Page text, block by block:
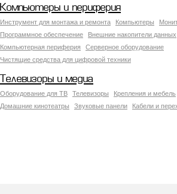
Компьютеры и периферия
Инструмент для монтажа и ремонта Компьютеры
Программное обеспечение
Внешние накопители данных
Компьютерная периферия
Серверное оборудование
Чистящие средства для цифровой техники
Телевизоры и медиа
Оборудование для ТВ Телевизоры Крепления и мебель
Домашние кинотеатры
Звуковые панели Кабели и